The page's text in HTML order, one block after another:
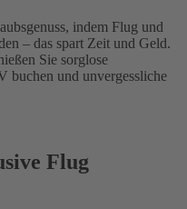
indem Flug und
– das spart Zeit und Geld.
Sie sorglose
buchen und unvergessliche
Flug